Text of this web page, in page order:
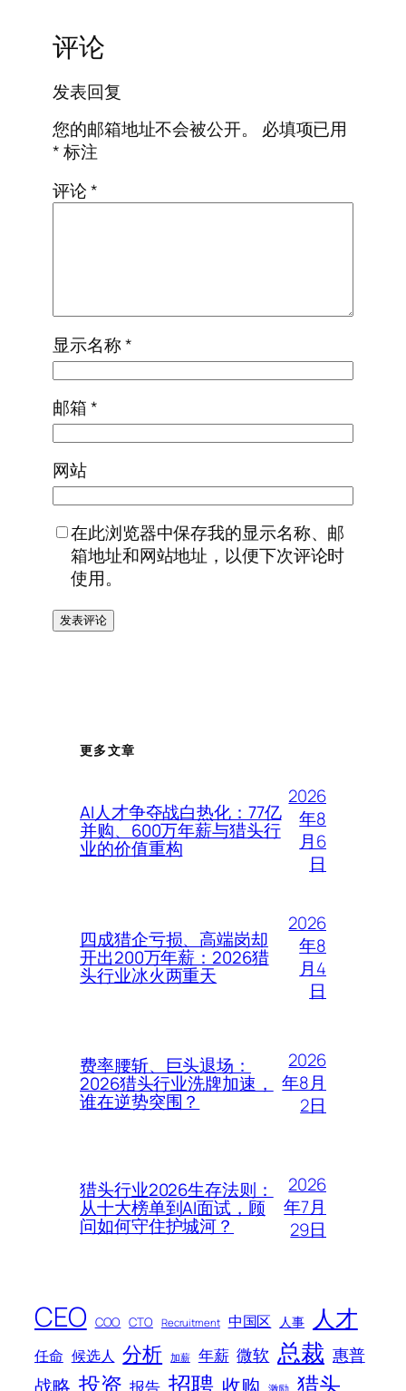
评论
发表回复
您的邮箱地址不会被公开。
必填项已用
*标注
评论*
显示名称*
邮箱*
网站
在此浏览器中保存我的显示名称、邮
箱地址和网站地址，以便下次评论时
使用。
更多文章
AI人才争夺战白热化：77亿
并购、600万年薪与猎头行
业的价值重构
2026
年8
月6
日
四成猎企亏损、高端岗却
开出200万年薪：2026猎
头行业冰火两重天
2026
年8
月4
日
费率腰斩、巨头退场：
2026猎头行业洗牌加速，
谁在逆势突围？
2026
年8月
2日
猎头行业2026生存法则：
从十大榜单到AI面试，顾
问如何守住护城河？
2026
年7月
29日
CEO COO CTO Recruitment 中国区 人事 人才
任命 候选人 分析 加薪 年薪 微软 总裁 惠普
战略 投资 报告 招聘 收购 猎头